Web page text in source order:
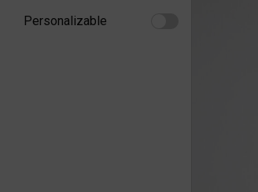
Personalizable
Refine by Personalizable: Personalizable